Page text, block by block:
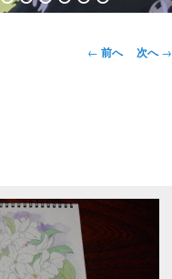
投稿ナビゲー
← 前へ 次へ→